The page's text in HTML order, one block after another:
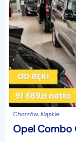
Chorzów, śląskie